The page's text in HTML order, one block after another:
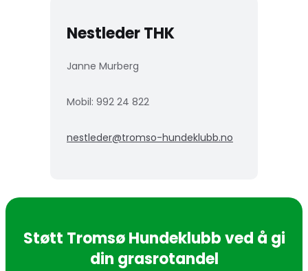
Nestleder THK
Janne Murberg
Mobil: 992 24 822
nestleder@tromso-hundeklubb.no
Støtt Tromsø Hundeklubb ved å gi
din grasrotandel